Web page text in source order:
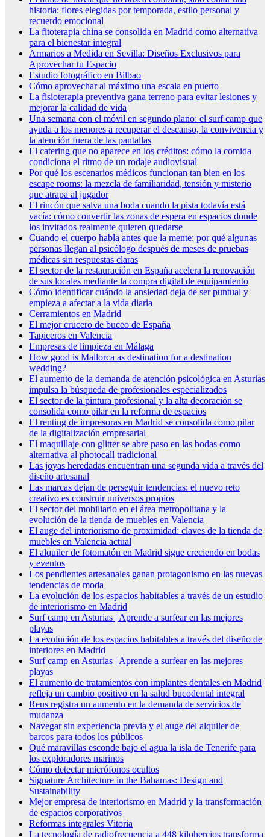
historia: flores elegidas por temporada, estilo personal y
recuerdo emocional
La fitoterapia china se consolida en Madrid como alternativa
para el bienestar integral
Armarios a Medida en Sevilla: Diseños Exclusivos para
Aprovechar tu Espacio
Estudio fotográfico en Bilbao
Cómo aprovechar al máximo una escala en puerto
La fisioterapia preventiva gana terreno para evitar lesiones y
mejorar la calidad de vida
Una semana con el móvil en segundo plano: el surf camp que
ayuda a los menores a recuperar el descanso, la convivencia y
la atención fuera de las pantallas
El catering que no aparece en los créditos: cómo la comida
condiciona el ritmo de un rodaje audiovisual
Por qué los escenarios médicos funcionan tan bien en los
escape rooms: la mezcla de familiaridad, tensión y misterio
que atrapa al jugador
El rincón que salva una boda cuando la pista todavía está
vacía: cómo convertir las zonas de espera en espacios donde
los invitados realmente quieren quedarse
Cuando el cuerpo habla antes que la mente: por qué algunas
personas llegan al psicólogo después de meses de pruebas
médicas sin respuestas claras
El sector de la restauración en España acelera la renovación
de sus locales mediante la compra digital de equipamiento
Cómo identificar cuándo la ansiedad deja de ser puntual y
empieza a afectar a la vida diaria
Cerramientos en Madrid
El mejor crucero de buceo de España
Tapiceros en Valencia
Empresas de limpieza en Málaga
How good is Mallorca as destination for a destination
wedding?
El aumento de la demanda de atención psicológica en Asturias
impulsa la búsqueda de profesionales especializados
El sector de la pintura profesional y la alta decoración se
consolida como pilar en la reforma de espacios
El renting de impresoras en Madrid se consolida como pilar
de la digitalización empresarial
El maquillaje con glitter se abre paso en las bodas como
alternativa al photocall tradicional
Las joyas heredadas encuentran una segunda vida a través del
diseño artesanal
Las marcas dejan de perseguir tendencias: el nuevo reto
creativo es construir universos propios
El sector del mobiliario en el área metropolitana y la
evolución de la tienda de muebles en Valencia
El auge del interiorismo de proximidad: claves de la tienda de
muebles en Valencia actual
El alquiler de fotomatón en Madrid sigue creciendo en bodas
y eventos
Los pendientes artesanales ganan protagonismo en las nuevas
tendencias de moda
La evolución de los espacios habitables a través de un estudio
de interiorismo en Madrid
Surf camp en Asturias | Aprende a surfear en las mejores
playas
La evolución de los espacios habitables a través del diseño de
interiores en Madrid
Surf camp en Asturias | Aprende a surfear en las mejores
playas
El aumento de tratamientos con implantes dentales en Madrid
refleja un cambio positivo en la salud bucodental integral
Reus registra un aumento en la demanda de servicios de
mudanza
Navegar sin experiencia previa y el auge del alquiler de
barcos para todos los públicos
Qué maravillas esconde bajo el agua la isla de Tenerife para
los exploradores marinos
Cómo detectar micrófonos ocultos
Signature Architecture in the Bahamas: Design and
Sustainability
Mejor empresa de interiorismo en Madrid y la transformación
de espacios corporativos
Reformas integrales Vitoria
La tecnología de radiofrecuencia a 448 kilohercios transforma